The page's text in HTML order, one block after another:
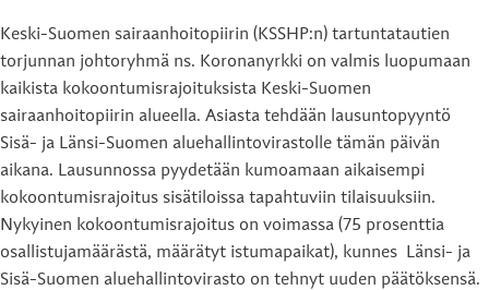
Keski-Suomen sairaanhoitopiirin (KSSHP:n) tartuntatautien
torjunnan johtoryhmä ns. Koronanyrkki on valmis luopumaan
kaikista kokoontumisrajoituksista Keski-Suomen
sairaanhoitopiirin alueella. Asiasta tehdään lausuntopyyntö
Sisä- ja Länsi-Suomen aluehallintovirastolle tämän päivän
aikana. Lausunnossa pyydetään kumoamaan aikaisempi
kokoontumisrajoitus sisätiloissa tapahtuviin tilaisuuksiin.
Nykyinen kokoontumisrajoitus on voimassa (75 prosenttia
osallistujamäärästä, määrätyt istumapaikat), kunnes Länsi- ja
Sisä-Suomen aluehallintovirasto on tehnyt uuden päätöksensä.